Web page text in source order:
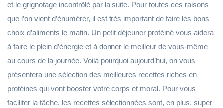
et le grignotage incontrôlé par la suite. Pour toutes ces raisons
que l’on vient d’énumérer, il est très important de faire les bons
choix d’aliments le matin. Un petit déjeuner protéiné vous aidera
à faire le plein d’énergie et à donner le meilleur de vous-même
au cours de la journée. Voilà pourquoi aujourd’hui, on vous
présentera une sélection des meilleures recettes riches en
protéines qui vont booster votre corps et moral. Pour vous
faciliter la tâche, les recettes sélectionnées sont, en plus, super